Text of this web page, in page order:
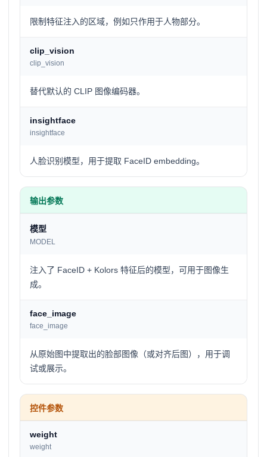
限制特征注入的区域，例如只作用于人物部分。
clip_vision
clip_vision
替代默认的 CLIP 图像编码器。
insightface
insightface
人脸识别模型，用于提取 FaceID embedding。
输出参数
模型
MODEL
注入了 FaceID + Kolors 特征后的模型，可用于图像生
成。
face_image
face_image
从原始图中提取出的脸部图像（或对齐后图），用于调
试或展示。
控件参数
weight
weight